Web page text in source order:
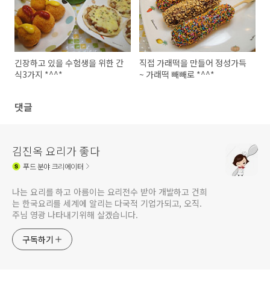
긴장하고 있을 수험생을 위한 간
식3가지 *^^*
직접 가래떡을 만들어 정성가득
~ 가래떡 빼빼로 *^^*
댓글
김진옥 요리가 좋다
푸드분야 크리에이터
나는 요리를 하고 아름이는 요리전수 받아 개발하고 건희
는 한국요리를 세계에 알리는 다국적 기업가되고, 오직.
주님 영광 나타내기위해 살겠습니다.
구독하기